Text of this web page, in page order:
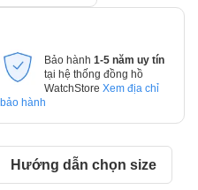
Bảo hành 1-5 năm uy tín
tại hệ thống đồng hồ
WatchStore Xem địa chỉ
bảo hành
Hướng dẫn chọn size